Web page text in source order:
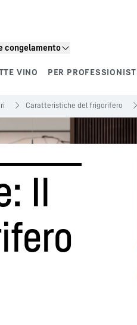
congelamento
VINO PER
Caratteristiche del frigorifero
Il